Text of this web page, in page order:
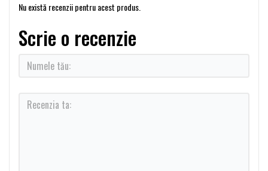
Nu există recenzii pentru acest produs.
Scrie o recenzie